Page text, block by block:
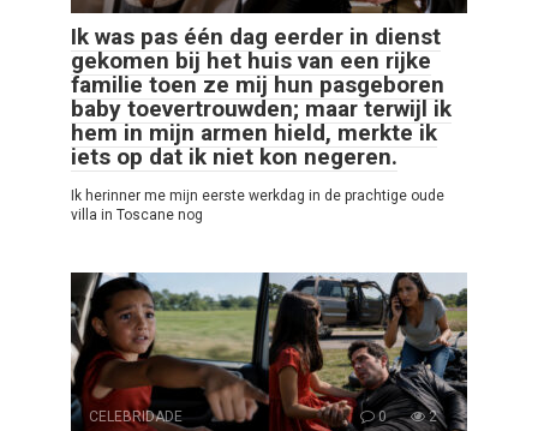
Ik was pas één dag eerder in dienst
gekomen bij het huis van een rijke
familie toen ze mij hun pasgeboren
baby toevertrouwden; maar terwijl ik
hem in mijn armen hield, merkte ik
iets op dat ik niet kon negeren.
Ik herinner me mijn eerste werkdag in de prachtige oude
villa in Toscane nog
CELEBRIDADE 0 2